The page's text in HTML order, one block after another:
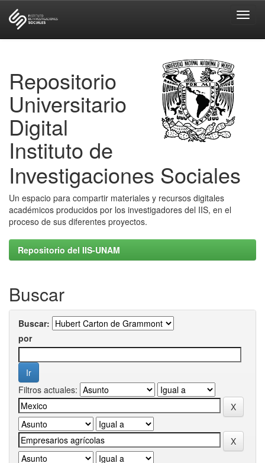
Repositorio
Universitario
Digital
Instituto de
Investigaciones Sociales
Un espacio para compartir materiales y recursos digitales
académicos producidos por los investigadores del IIS, en el
proceso de sus diferentes proyectos.
Repositorio del IIS-UNAM
Buscar
Buscar:
por
Filtros actuales: